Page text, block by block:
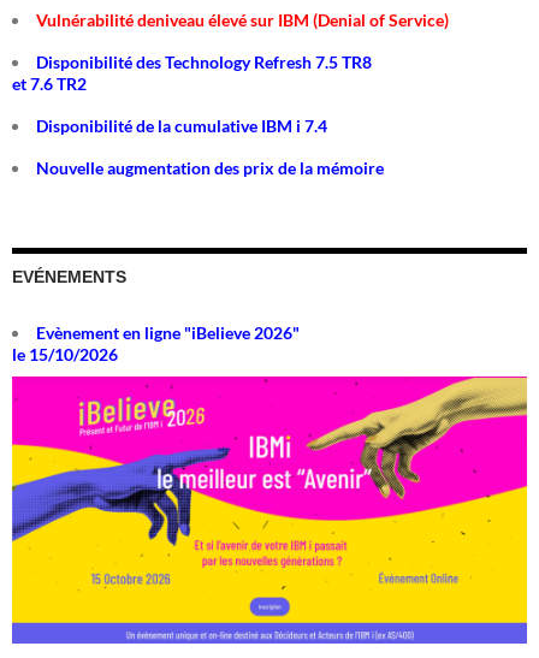
Vulnérabilité deniveau élevé sur IBM (Denial of Service)
Disponibilité des Technology Refresh 7.5 TR8
et 7.6 TR2
Disponibilité de la cumulative IBM i 7.4
Nouvelle augmentation des prix de la mémoire
EVÉNEMENTS
Evènement en ligne "iBelieve 2026"
le 15/10/2026